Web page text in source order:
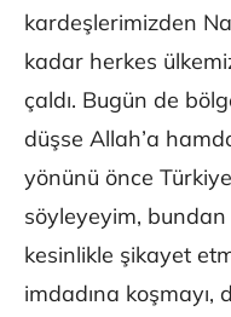
kardeşlerimizden
kadar herkes
çaldı. Bugün de
düşse Allah’a
yönünü önce
söyleyeyim,
kesinlikle şikayet
imdadına koşmayı,